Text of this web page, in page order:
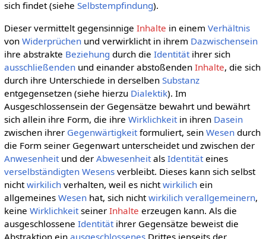
sich findet (siehe Selbstempfindung).
Dieser vermittelt gegensinnige Inhalte in einem Verhältnis
von Widerprüchenund verwirklicht in ihrem Dazwischensein
ihre abstrakte Beziehung durch die Identitätihrer sich
ausschließendenund einander abstoßenden Inhalte, die sich
durch ihre Unterschiede in derselben Substanz
entgegensetzen (siehe hierzu Dialektik). Im
Ausgeschlossensein der Gegensätze bewahrt und bewährt
sich allein ihre Form, die ihre Wirklichkeitin ihren Dasein
zwischen ihrer Gegenwärtigkeitformuliert, sein Wesendurch
die Form seiner Gegenwart unterscheidet und zwischen der
Anwesenheitund der Abwesenheitals Identitäteines
verselbständigten Wesensverbleibt. Dieses kann sich selbst
nichtwirkilichverhalten, weil es nichtwirkilichein
allgemeines Wesenhat, sich nichtwirkilich verallgemeinern,
keine Wirklichkeitseiner Inhalte erzeugen kann. Als die
ausgeschlossene Identitätihrer Gegensätze beweist die
Abstraktion ein ausgeschlossenesDrittes jenseits der